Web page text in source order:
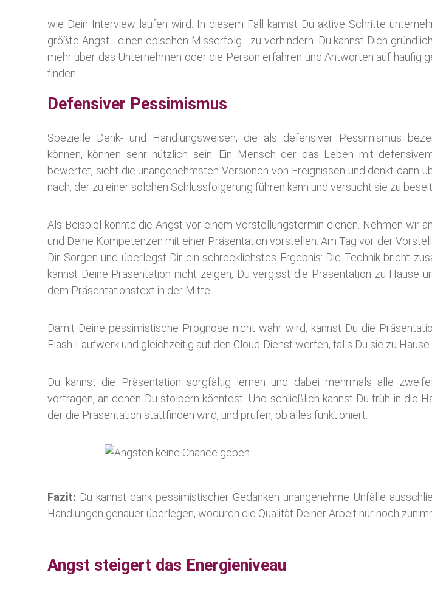
wie Dein Interview laufen wird. In diesem Fall kannst Du aktive Schritte
größte Angst - einen epischen Misserfolg - zu verhindern. Du kannst Dich
mehr über das Unternehmen oder die Person erfahren und Antworten auf häufig
finden.
Defensiver Pessimismus
Spezielle Denk- und Handlungsweisen, die als defensiver Pessimismus
können, können sehr nützlich sein. Ein Mensch der das Leben mit
bewertet, sieht die unangenehmsten Versionen von Ereignissen und denkt dann
nach, der zu einer solchen Schlussfolgerung führen kann und versucht sie zu
Als Beispiel könnte die Angst vor einem Vorstellungstermin dienen. Nehmen wir
und Deine Kompetenzen mit einer Präsentation vorstellen. Am Tag vor der
Dir Sorgen und überlegst Dir ein schrecklichstes Ergebnis: Die Technik bricht
kannst Deine Präsentation nicht zeigen, Du vergisst die Präsentation zu Hause
dem Präsentationstext in der Mitte.
Damit Deine pessimistische Prognose nicht wahr wird, kannst Du die
Flash-Laufwerk und gleichzeitig auf den Cloud-Dienst werfen, falls Du sie zu Hause
Du kannst die Präsentation sorgfältig lernen und dabei mehrmals alle
vortragen, an denen Du stolpern könntest. Und schließlich kannst Du früh in die
der die Präsentation stattfinden wird, und prüfen, ob alles funktioniert.
Fazit: Du kannst dank pessimistischer Gedanken unangenehme Unfälle
Handlungen genauer überlegen, wodurch die Qualität Deiner Arbeit nur noch
Angst steigert das Energieniveau